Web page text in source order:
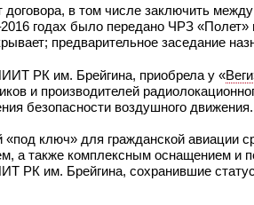
договора, в том числе заключить
годах было передано ЧРЗ «Полет»
предварительное заседание
РК им. Брейгина, приобрела у «Веги
и производителей
безопасности воздушного движения.
ключ» для гражданской авиации
а также комплексным оснащением и
РК им. Брейгина, сохранившие